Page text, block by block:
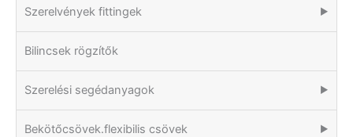
Szerelvények fittingek ▶
Bilincsek rögzítők
Szerelési segédanyagok ▶
Bekötőcsövek.flexibilis csövek ▶